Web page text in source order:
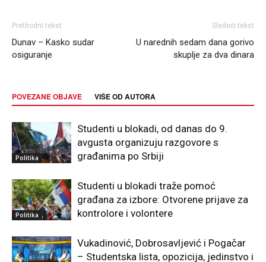
Prethodni tekst
Dunav – Kasko sudar
osiguranje
Sledeći tekst
U narednih sedam dana gorivo
skuplje za dva dinara
POVEZANE OBJAVE VIŠE OD AUTORA
Politika
Studenti u blokadi, od danas do 9.
avgusta organizuju razgovore s
građanima po Srbiji
Politika
Studenti u blokadi traže pomoć
građana za izbore: Otvorene prijave za
kontrolore i volontere
Vukadinović, Dobrosavljević i Pogačar
– Studentska lista, opozicija, jedinstvo i